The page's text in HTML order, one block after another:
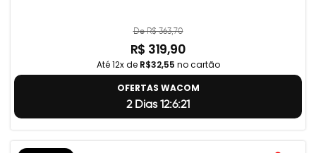
De R$ 363,70
R$ 319,90
Até 12x de R$32,55 no cartão
OFERTAS WACOM
2 Dias 12:6:20